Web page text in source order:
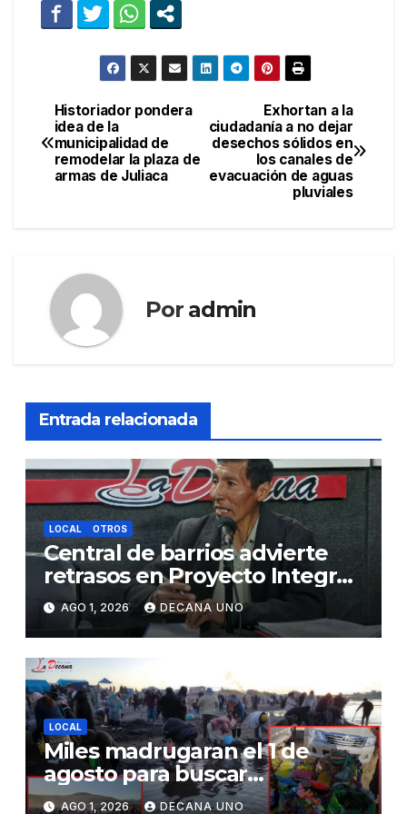
Navegación
de
Exhortan a la
ciudadanía a no dejar
desechos sólidos en
los canales de
evacuación de aguas
pluviales
Historiador pondera
idea de la
municipalidad de
remodelar la plaza de
armas de Juliaca
Por admin
Entrada relacionada
LOCAL OTROS
Central de barrios advierte
retrasos en Proyecto Integral
de Agua y Alcantarillado para
Juliaca
AGO 1, 2026 DECANA UNO
LOCAL
Miles madrugaran el 1 de
agosto para buscar
piedrecillas en los ríos y
AGO 1, 2026 DECANA UNO